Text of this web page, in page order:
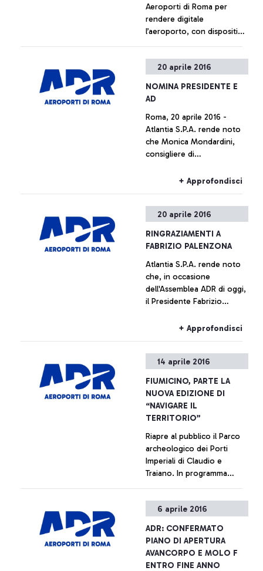
Aeroporti di Roma per
rendere digitale
l’aeroporto, con dispositivi
viaggio dei passeggeri
+ Approfondisci
20 aprile 2016
NOMINA PRESIDENTE E
AD
Roma, 20 aprile 2016 -
Atlantia S.P.A. rende noto
che Monica Mondardini,
consigliere di
società, è stata nominata
odierna dell'azienda
ferme restando le sue
attuali cariche nel gruppo
CIR. Il Consiglio di
Amministrazione di
subito dopo l'Assemblea, ha
nominato amministratore
delegato Ugo de Carolis,
amministratore delegato di
Telepass dal 2008.
+ Approfondisci
20 aprile 2016
RINGRAZIAMENTI A
FABRIZIO PALENZONA
Atlantia S.P.A. rende noto
che, in occasione
dell'Assemblea ADR di oggi,
il Presidente Fabrizio
mandato di Presidente di
profonda gratitudine al
fondamentale ruolo svolto
fino alla sua fusione con
Atlantia avvenuta nel 2013,
in cui la sua figura è stata di
riferimento per l'azienda. Il
suo grande impegno e
professionalità hanno
permesso il superamento
delle tante difficoltà e dei
nodi irrisolti accumulati per
anni e l'avvio dell'ambizioso
programma di investimenti
+ Approfondisci
14 aprile 2016
FIUMICINO, PARTE LA
NUOVA EDIZIONE DI
“NAVIGARE IL
TERRITORIO”
Riapre al pubblico il Parco
archeologico dei Porti
Imperiali di Claudio e
Traiano. In programma
Leonardo da Vinci.
+ Approfondisci
6 aprile 2016
ADR: CONFERMATO
PIANO DI APERTURA
AVANCORPO E MOLO F
ENTRO FINE ANNO